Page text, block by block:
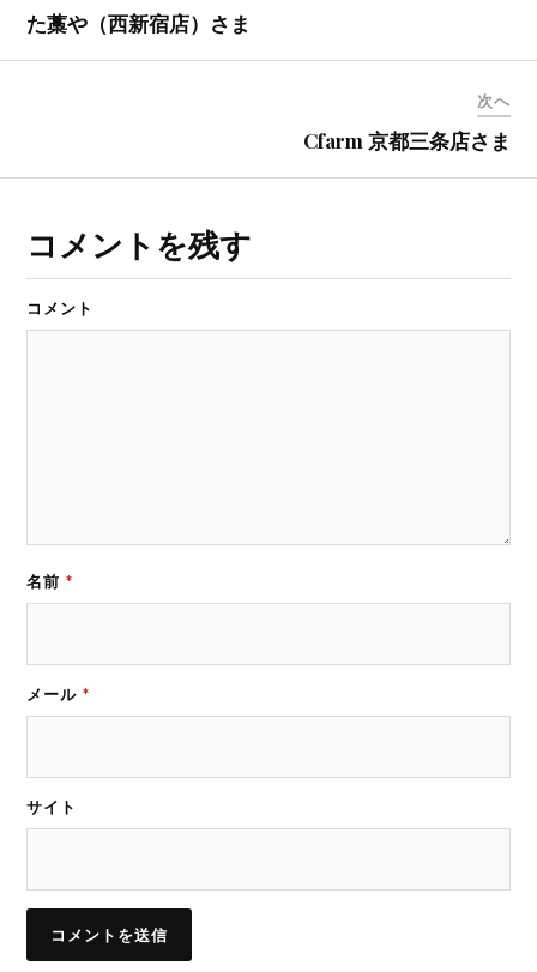
た藁や（西新宿店）さま
次へ
Cfarm 京都三条店さま
コメントを残す
コメント
名前 *
メール *
サイト